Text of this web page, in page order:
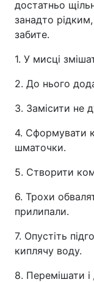
достатньо
занадто
забите.
1. У мисці
2. До нього
3. Замісити не
4. Сформувати
шматочки.
5. Створити
6. Трохи
прилипали.
7. Опустіть
киплячу воду.
8. Перемішати